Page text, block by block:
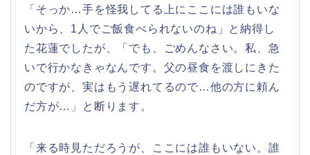
「そっか…手を怪我してる上にここには誰もいな
いから、1人でご飯食べられないのね」と納得し
た花蓮でしたが、「でも、ごめんなさい。私、急
いで行かなきゃなんです。父の昼食を渡しにきた
のですが、実はもう遅れてるので…他の方に頼ん
だ方が…」と断ります。
「来る時見ただろうが、ここには誰もいない。誰